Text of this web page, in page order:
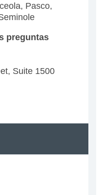
Pasco,
preguntas
Suite 1500